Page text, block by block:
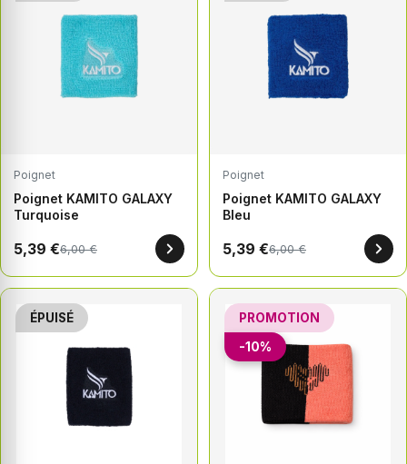
Poignet
Poignet KAMITO GALAXY
Turquoise
5,39 €6,00 €
Poignet
Poignet KAMITO GALAXY
Bleu
5,39 €6,00 €
ÉPUISÉ
PROMOTION
-10%